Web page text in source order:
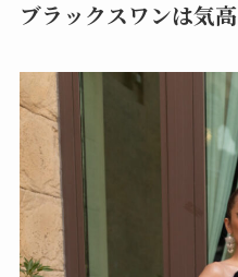
ブラックスワンは気